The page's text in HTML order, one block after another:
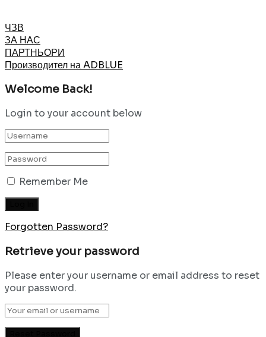
ЧЗВ
ЗА НАС
ПАРТНЬОРИ
Производител на ADBLUE
Welcome Back!
Login to your account below
Remember Me
Forgotten Password?
Retrieve your password
Please enter your username or email address to reset
your password.